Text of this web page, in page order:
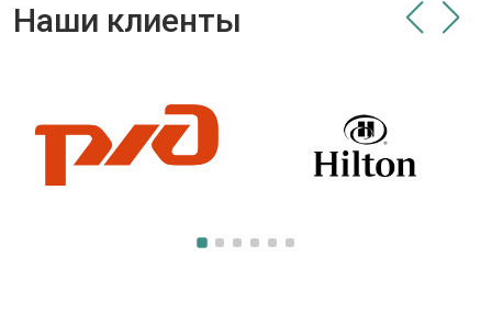
Наши клиенты